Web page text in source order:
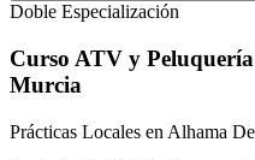
Doble Especialización
Curso ATV y
Murcia
Prácticas Locales en Alhama